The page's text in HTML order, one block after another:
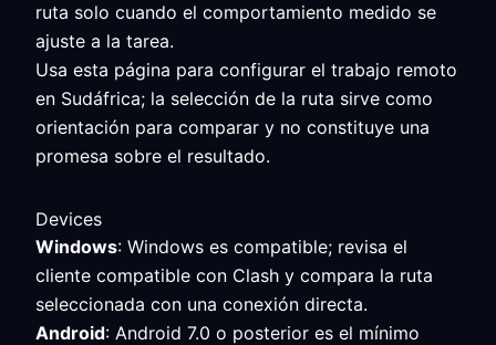
ruta solo cuando el comportamiento medido se
ajuste a la tarea.
Usa esta página para configurar el trabajo remoto
en Sudáfrica; la selección de la ruta sirve como
orientación para comparar y no constituye una
promesa sobre el resultado.
Devices
Windows: Windows es compatible; revisa el
cliente compatible con Clash y compara la ruta
seleccionada con una conexión directa.
Android: Android 7.0 o posterior es el mínimo